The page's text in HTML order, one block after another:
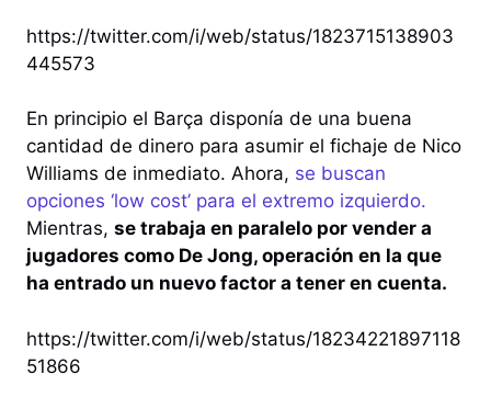
https://twitter.com/i/web/status/1823715138903
445573
En principio el Barça disponía de una buena
cantidad de dinero para asumir el fichaje de Nico
Williams de inmediato. Ahora, se buscan
opciones ‘low cost’ para el extremo izquierdo.
Mientras, se trabaja en paralelo por vender a
jugadores como De Jong, operación en la que
ha entrado un nuevo factor a tener en cuenta.
https://twitter.com/i/web/status/18234221897118
51866